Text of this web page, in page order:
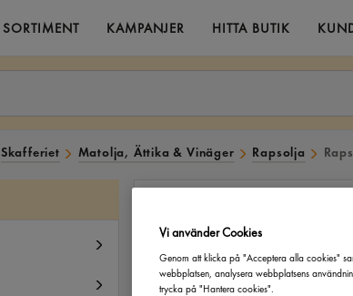
SORTIMENT KAMPANJER HITTA BUTIK
Skafferiet Matolja, Ättika & Vinäger Rapsolja
Vi använder Cookies
Genom att klicka på "Acceptera alla cookies"
webbplatsen, analysera webbplatsens
trycka på "Hantera cookies".